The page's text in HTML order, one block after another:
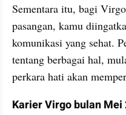
Sementara itu, bagi
pasangan, kamu
komunikasi yang sehat.
tentang berbagai hal,
perkara hati akan
Karier Virgo bulan Mei